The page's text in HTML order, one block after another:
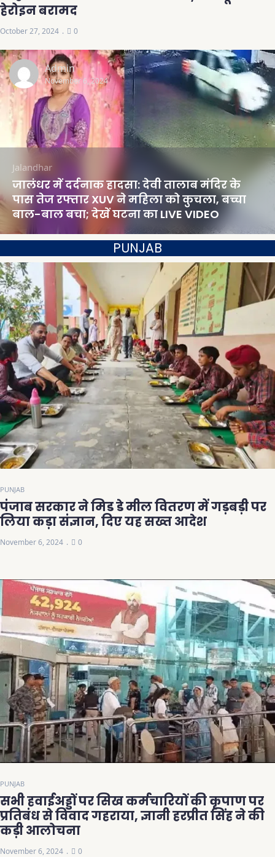
हेरोइन बरामद
October 27, 2024 0
Admin
November 6, 2024
Jalandhar
जालंधर में दर्दनाक हादसा: देवी तालाब मंदिर के
पास तेज रफ्तार XUV ने महिला को कुचला, बच्चा
बाल-बाल बचा; देखें घटना का LIVE VIDEO
PUNJAB
PUNJAB
पंजाब सरकार ने मिड डे मील वितरण में गड़बड़ी पर
लिया कड़ा संज्ञान, दिए यह सख्त आदेश
November 6, 2024 0
PUNJAB
सभी हवाईअड्डों पर सिख कर्मचारियों की कृपाण पर
प्रतिबंध से विवाद गहराया, ज्ञानी हरप्रीत सिंह ने की
कड़ी आलोचना
November 6, 2024 0